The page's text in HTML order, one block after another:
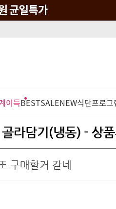
이득BESTSALENEW식단프로그
라담기(냉동) - 상품
구매할거 같네